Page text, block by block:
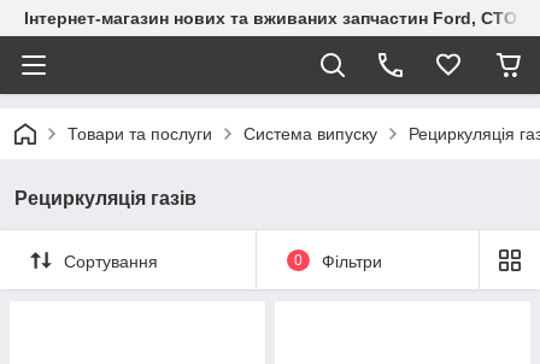
Інтернет-магазин нових та вживаних запчастин Ford, СТО
Товари та послуги Система випуску Рециркуляція
Рециркуляція газів
Сортування 0 Фільтри